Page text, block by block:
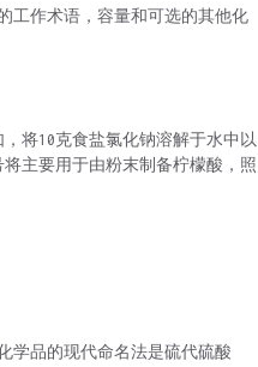
工作术语，容量和可选的其他化
将10克食盐氯化钠溶解于水中以
主要用于由粉末制备柠檬酸，照
学品的现代命名法是硫代硫酸